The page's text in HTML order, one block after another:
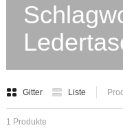
Gitter Liste
1 Produkte